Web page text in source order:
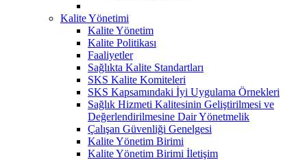
Kalite Yönetimi
Kalite Yönetim
Kalite Politikası
Faaliyetler
Sağlıkta Kalite Standartları
SKS Kalite Komiteleri
SKS Kapsamındaki İyi Uygulama Örnekleri
Sağlık Hizmeti Kalitesinin Geliştirilmesi ve
Değerlendirilmesine Dair Yönetmelik
Çalışan Güvenliği Genelgesi
Kalite Yönetim Birimi
Kalite Yönetim Birimi İletişim